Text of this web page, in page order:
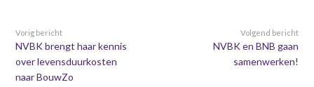
Vorig bericht
NVBK brengt haar kennis
over levensduurkosten
naar BouwZo
Volgend bericht
NVBK en BNB gaan
samenwerken!